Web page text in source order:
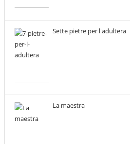
Sette pietre per l'adultera
La maestra